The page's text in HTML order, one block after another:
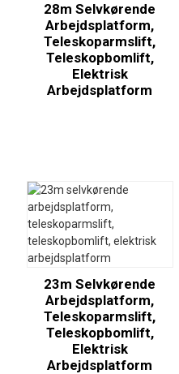
28m Selvkørende
Arbejdsplatform,
Teleskoparmslift,
Teleskopbomlift,
Elektrisk
Arbejdsplatform
23m Selvkørende
Arbejdsplatform,
Teleskoparmslift,
Teleskopbomlift,
Elektrisk
Arbejdsplatform